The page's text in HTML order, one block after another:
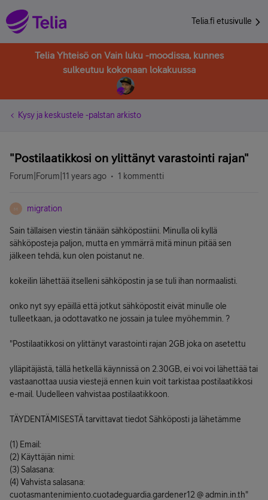
Telia.fi etusivulle
Telia Yhteisö on Vain luku -moodissa, kunnes
sulkeutuu kokonaan lokakuussa
Kysy ja keskustele -palstan arkisto
"Postilaatikkosi on ylittänyt varastointi rajan"
Forum|Forum|11 years ago 1 kommentti
M migration
Sain tällaisen viestin tänään sähköpostiini. Minulla oli kyllä
sähköposteja paljon, mutta en ymmärrä mitä minun pitää sen
jälkeen tehdä, kun olen poistanut ne.
kokeilin lähettää itselleni sähköpostin ja se tuli ihan normaalisti.
onko nyt syy epäillä että jotkut sähköpostit eivät minulle ole
tulleetkaan, ja odottavatko ne jossain ja tulee myöhemmin. ?
"Postilaatikkosi on ylittänyt varastointi rajan 2GB joka on asetettu
ylläpitäjästä, tällä hetkellä käynnissä on 2.30GB, ei voi voi lähettää tai
vastaanottaa uusia viestejä ennen kuin voit tarkistaa postilaatikkosi
e-mail. Uudelleen vahvistaa postilaatikkoon.
TÄYDENTÄMISESTÄ tarvittavat tiedot Sähköposti ja lähetämme
(1) Email:
(2) Käyttäjän nimi:
(3) Salasana:
(4) Vahvista salasana:
cuotasmantenimiento.cuotadeguardia.gardener12 @ admin.in.th"